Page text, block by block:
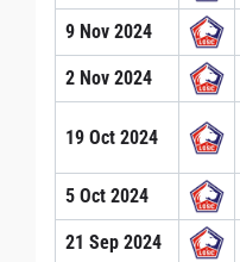
9 Nov 2024
2 Nov 2024
19 Oct 2024
5 Oct 2024
21 Sep 2024